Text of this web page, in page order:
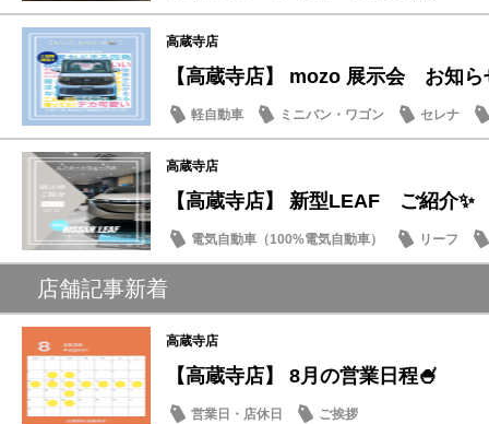
高蔵寺店
【高蔵寺店】 mozo 展示会 お知ら
軽自動車 ミニバン・ワゴン セレナ
高蔵寺店
【高蔵寺店】 新型LEAF ご紹介✨
電気自動車（100%電気自動車）
リーフ
話題の情報
店舗記事新着
高蔵寺店
【高蔵寺店】 8月の営業日程🍧
営業日・店休日 ご挨拶